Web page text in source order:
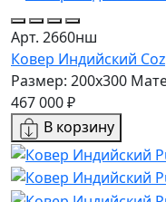
Арт. 2660нш
Ковер Индийский
Размер: 200x300
467 000 ₽
В корзину